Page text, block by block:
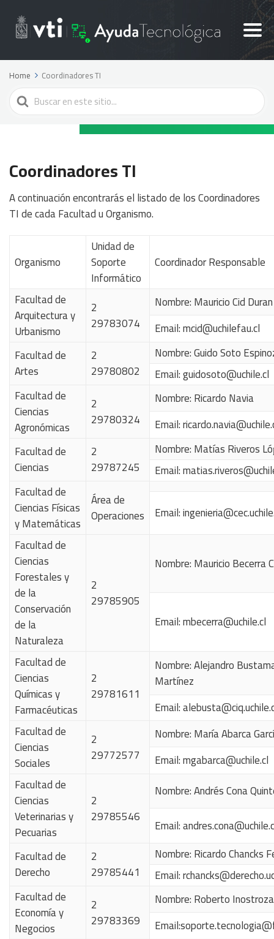
Home Coordinadores TI
Search
For
Coordinadores TI
A continuación encontrarás el listado de los Coordinadores
TI de cada Facultad u Organismo.
Organismo
Unidad de
Soporte
Informático
Coordinador Responsable
Facultad de
Arquitectura y
Urbanismo
2
29783074
Nombre: Mauricio Cid Duran
Email:mcid@uchilefau.cl
Facultad de
Artes
2
29780802
Nombre: Guido Soto
Email:guidosoto@uchile.cl
Facultad de
Ciencias
Agronómicas
2
29780324
Nombre:Ricardo Navia
Email:
Facultad de
Ciencias
2
29787245
Nombre: Matías Riveros
Email:
Facultad de
Ciencias Físicas
y Matemáticas
Área de
Operaciones Email:
Facultad de
Ciencias
Forestales y
de la
Conservación
de la
Naturaleza
2
29785905
Nombre: Mauricio Becerra
Email:mbecerra@uchile.cl
Facultad de
Ciencias
Químicas y
Farmacéuticas
2
29781611
Nombre: Alejandro
Martínez
Email:
Facultad de
Ciencias
Sociales
2
29772577
Nombre: María Abarca
Email:mgabarca@uchile.cl
Facultad de
Ciencias
Veterinarias y
Pecuarias
2
29785546
Nombre:Andrés Cona
Email:
Facultad de
Derecho
2
29785441
Nombre: Ricardo Chancks
Email:
Facultad de
Economía y
Negocios
2
29783369
Nombre: Roberto
Email: